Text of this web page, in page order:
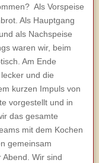
Als Vorspeise
Als Hauptgang
als Nachspeise
waren wir, beim
Am Ende
und die
kurzen Impuls von
vorgestellt und in
das gesamte
mit dem Kochen
gemeinsam
Wir sind